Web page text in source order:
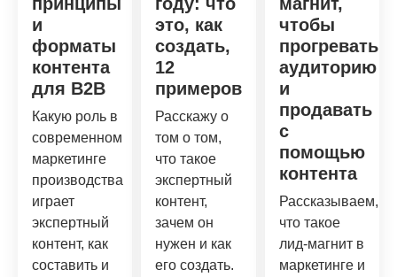
и
форматы
контента
для B2B
Какую роль в
современном
маркетинге
производства
играет
экспертный
контент, как
составить и
это, как
создать,
12
примеров
Расскажу о
том о том,
что такое
экспертный
контент,
зачем он
нужен и как
его создать.
чтобы
прогревать
аудиторию
и
продавать
с
помощью
контента
Рассказываем,
что такое
лид-магнит в
маркетинге и